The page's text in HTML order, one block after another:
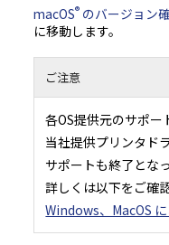
macOS® のバージョン
に移動します。
ご注意
各OS提供元のサポー
当社提供プリンタド
サポートも終了とな
詳しくは以下をご確
Windows、MacOS